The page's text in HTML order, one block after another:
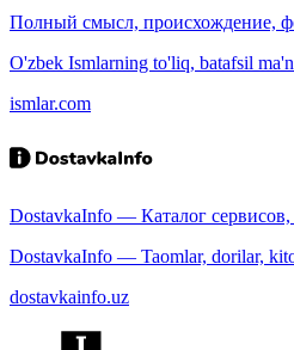
Полный смысл, происхождение,
O'zbek Ismlarning to'liq, batafsil
ismlar.com
DostavkaInfo — Каталог
DostavkaInfo — Taomlar, dorilar,
dostavkainfo.uz